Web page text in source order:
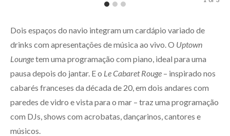
Dois espaços do navio integram um cardápio variado de
drinks com apresentações de música ao vivo. O Uptown
Loungetem uma programação com piano, ideal para uma
pausa depois do jantar. E o Le Cabaret Rouge – inspirado nos
cabarés franceses da década de 20, em dois andares com
paredes de vidro e vista para o mar – traz uma programação
com DJs, shows com acrobatas, dançarinos, cantores e
músicos.